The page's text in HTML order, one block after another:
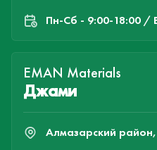
Пн-Cб - 9:00-18:00 /
EMAN Materials
Джами
Алмазарский